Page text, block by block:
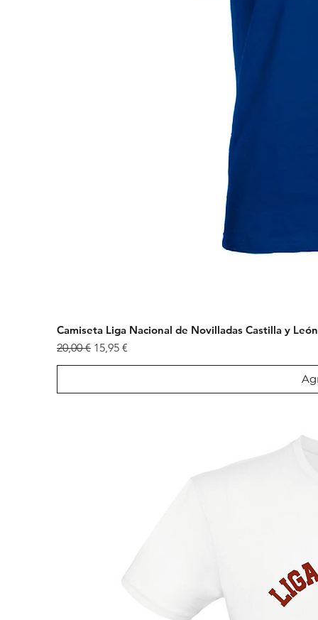
Camiseta Liga Nacional de Novilladas Castilla y
Precio
20,00 € Precio de oferta
15,95 €